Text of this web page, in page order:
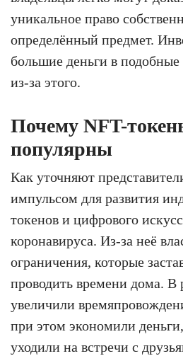
уникальное право
определённый предмет.
большие деньги в
из-за этого.
Почему NFT-
популярны
Как уточняют
импульсом для развития
токенов и цифрового
коронавируса. Из-за неё
ограничения, которые
проводить времени дома. В
увеличили
при этом экономили
уходили на встречи с